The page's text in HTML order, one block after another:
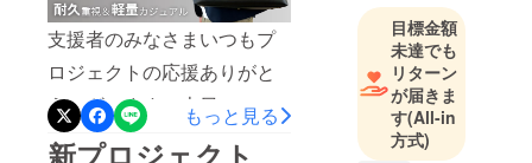
「RFIDスキミング防止機
能」を追加 キャッシュレ
ス時代の“見えない不安”に、
しっかり備えます● ご要望
の多かった「カラー展開」
支援者のみなさまいつもプ
ロジェクトの応援ありがと
うございます。本日12:00よ
り選べる2タイプ【快適通勤
もっと見る
新プロジェクト
お客様と対
話をしなが
ら商品を開
発すること
をモットー
に活動をし
目標金額
未達でも
リターン
が届きま
す(All-in
方式)